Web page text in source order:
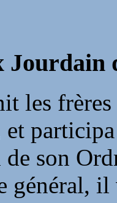
Jourdain
les
et
de son
général,